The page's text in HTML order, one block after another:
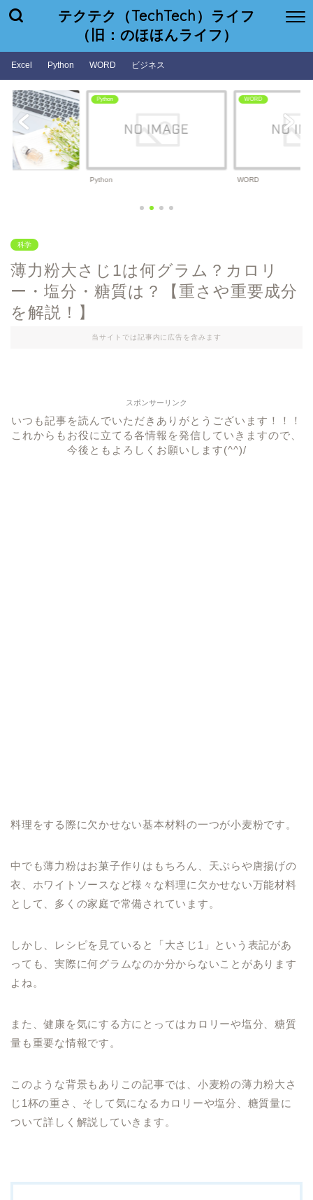
テクテク（TechTech）ライフ
（旧：のほほんライフ）
Excel Python WORD ビジネス
Python
Python
WORD
WORD
科学
薄力粉大さじ1は何グラム？カロリ
ー・塩分・糖質は？【重さや重要成分
を解説！】
当サイトでは記事内に広告を含みます
スポンサーリンク
いつも記事を読んでいただきありがとうございます！！！
これからもお役に立てる各情報を発信していきますので、
今後ともよろしくお願いします(^^)/
料理をする際に欠かせない基本材料の一つが小麦粉です。
中でも薄力粉はお菓子作りはもちろん、天ぷらや唐揚げの
衣、ホワイトソースなど様々な料理に欠かせない万能材料
として、多くの家庭で常備されています。
しかし、レシピを見ていると「大さじ1」という表記があ
っても、実際に何グラムなのか分からないことがあります
よね。
また、健康を気にする方にとってはカロリーや塩分、糖質
量も重要な情報です。
このような背景もありこの記事では、小麦粉の薄力粉大さ
じ1杯の重さ、そして気になるカロリーや塩分、糖質量に
ついて詳しく解説していきます。